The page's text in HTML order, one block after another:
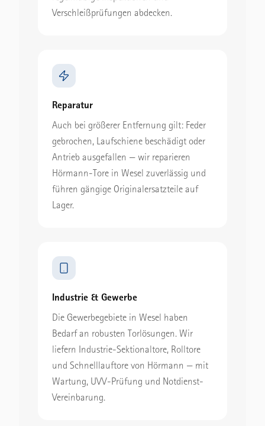
Verschleißprüfungen abdecken.
Reparatur
Auch bei größerer Entfernung gilt: Feder
gebrochen, Laufschiene beschädigt oder
Antrieb ausgefallen — wir reparieren
Hörmann-Tore in Wesel zuverlässig und
führen gängige Originalersatzteile auf
Lager.
Industrie & Gewerbe
Die Gewerbegebiete in Wesel haben
Bedarf an robusten Torlösungen. Wir
liefern Industrie-Sektionaltore, Rolltore
und Schnelllauftore von Hörmann — mit
Wartung, UVV-Prüfung und Notdienst-
Vereinbarung.